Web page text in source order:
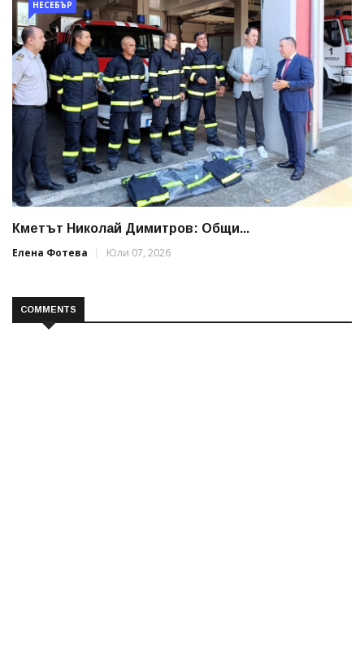
НЕСЕБЪР
Кметът Николай Димитров: Общи...
Елена Фотева
Юли 07, 2026
COMMENTS